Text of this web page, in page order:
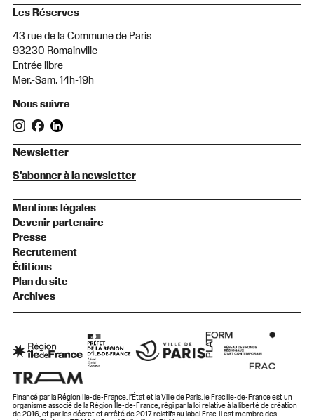
Les Réserves
43 rue de la Commune de Paris
93230 Romainville
Entrée libre
Mer.-Sam. 14h-19h
Nous suivre
Newsletter
S'abonner à la newsletter
Mentions légales
Devenir partenaire
Presse
Recrutement
Éditions
Plan du site
Archives
Financé par la Région Ile-de-France, l’État et la Ville de Paris, le Frac Ile-de-France est un
organisme associé de la Région Île-de-France, régi par la loi relative à la liberté de création
de 2016, et par les décret et arrêté de 2017 relatifs au label Frac. Il est membre des